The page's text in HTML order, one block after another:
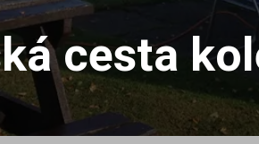
cesta